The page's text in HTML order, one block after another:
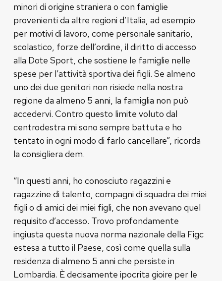
minori di origine straniera o con famiglie
provenienti da altre regioni d’Italia, ad esempio
per motivi di lavoro, come personale sanitario,
scolastico, forze dell’ordine, il diritto di accesso
alla Dote Sport, che sostiene le famiglie nelle
spese per l’attività sportiva dei figli. Se almeno
uno dei due genitori non risiede nella nostra
regione da almeno 5 anni, la famiglia non può
accedervi. Contro questo limite voluto dal
centrodestra mi sono sempre battuta e ho
tentato in ogni modo di farlo cancellare”, ricorda
la consigliera dem.
“In questi anni, ho conosciuto ragazzini e
ragazzine di talento, compagni di squadra dei miei
figli o di amici dei miei figli, che non avevano quel
requisito d’accesso. Trovo profondamente
ingiusta questa nuova norma nazionale della Figc
estesa a tutto il Paese, così come quella sulla
residenza di almeno 5 anni che persiste in
Lombardia. È decisamente ipocrita gioire per le